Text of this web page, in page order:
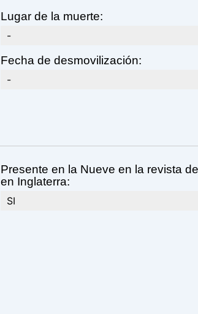
Lugar de la muerte:
-
Fecha de desmovilización:
-
Presente en la Nueve en la revista
en Inglaterra:
SI